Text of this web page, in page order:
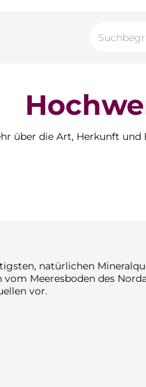
über die Art, Herkunft und
natürlichen
vom Meeresboden des
vor.